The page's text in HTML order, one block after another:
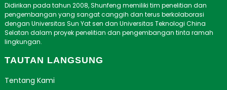
Didirikan pada tahun 2008, Shunfeng memiliki tim penelitian dan
pengembangan yang sangat canggih dan terus berkolaborasi
dengan Universitas Sun Yat sen dan Universitas Teknologi China
Selatan dalam proyek penelitian dan pengembangan tinta ramah
lingkungan.
TAUTAN LANGSUNG
Tentang Kami